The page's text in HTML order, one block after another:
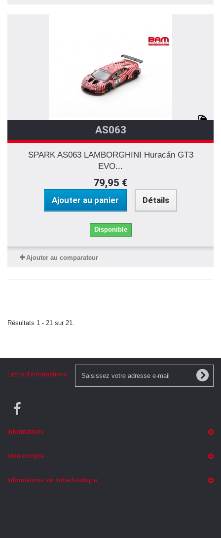
AS063
SPARK AS063 LAMBORGHINI Huracán GT3
EVO...
79,95 €
Ajouter au panier Détails
Disponible
Ajouter au comparateur
Résultats 1 - 21 sur 21.
Lettre d'informations
Informations
Mon compte
Informations sur votre boutique